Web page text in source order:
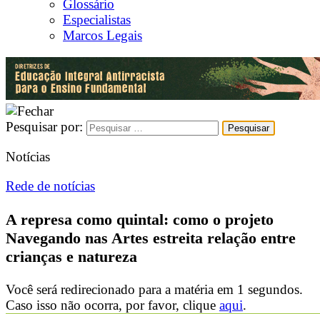
Glossário
Especialistas
Marcos Legais
Pesquisar por:
Notícias
Rede de notícias
A represa como quintal: como o projeto
Navegando nas Artes estreita relação entre
crianças e natureza
Você será redirecionado para a matéria em 1 segundos.
Caso isso não ocorra, por favor, clique aqui.